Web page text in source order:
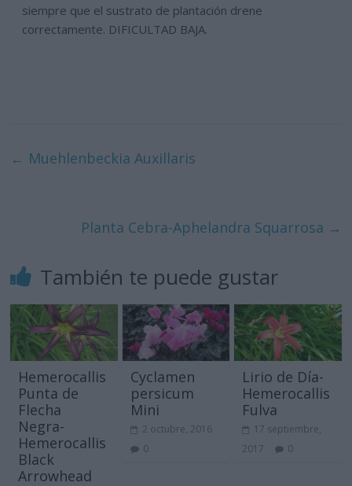
siempre que el sustrato de plantación drene
correctamente. DIFICULTAD BAJA.
← Muehlenbeckia Auxillaris
Planta Cebra-Aphelandra Squarrosa →
También te puede gustar
Hemerocallis
Punta de
Flecha
Negra-
Hemerocallis
Black
Arrowhead
Cyclamen
persicum
Mini
2 octubre, 2016
0
Lirio de Día-
Hemerocallis
Fulva
17 septiembre,
2017
0